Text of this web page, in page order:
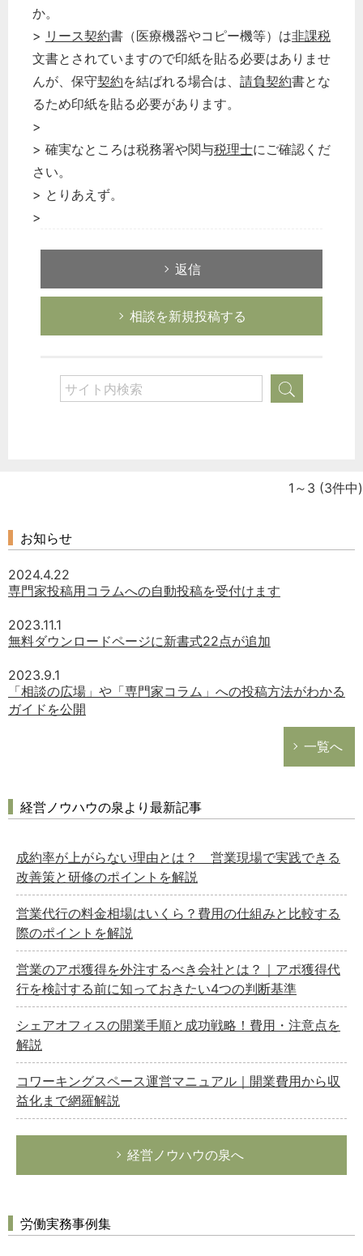
か。
> リース契約書（医療機器やコピー機等）は非課税
文書とされていますので印紙を貼る必要はありませ
んが、保守契約を結ばれる場合は、 請負契約書とな
るため印紙を貼る必要があります。
>
> 確実なところは税務署や関与税理士にご確認くだ
さい。
> とりあえず。
>
返信
相談を新規投稿する
どのカテゴリーに投稿しますか？
選択してください
労務管理
企業法務
総務の給湯室
1～3 (3件中)
お知らせ
2024.4.22
専門家投稿用コラムへの自動投稿を受付けます
2023.11.1
無料ダウンロードページに新書式22点が追加
2023.9.1
「相談の広場」や「専門家コラム」への投稿方法がわかる
ガイドを公開
一覧へ
経営ノウハウの泉より最新記事
成約率が上がらない理由とは？ 営業現場で実践できる
改善策と研修のポイントを解説
営業代行の料金相場はいくら？費用の仕組みと比較する
際のポイントを解説
営業のアポ獲得を外注するべき会社とは？｜アポ獲得代
行を検討する前に知っておきたい4つの判断基準
シェアオフィスの開業手順と成功戦略！費用・注意点を
解説
コワーキングスペース運営マニュアル｜開業費用から収
益化まで網羅解説
経営ノウハウの泉へ
労働実務事例集